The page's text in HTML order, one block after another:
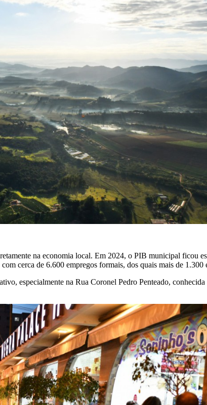
na economia local. Em 2024, o PIB municipal
cerca de 6.600 empregos formais, dos quais mais de
especialmente na Rua Coronel Pedro Penteado,